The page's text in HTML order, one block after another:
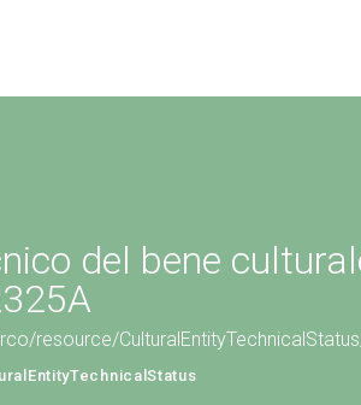
del bene
resource/